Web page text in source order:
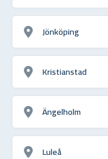
Jönköping
Kristianstad
Ängelholm
Luleå